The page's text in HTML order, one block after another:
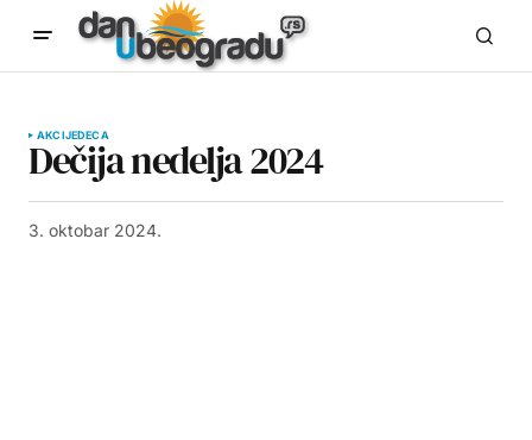
AKCIJEDECA
Dečija nedelja 2024
3. oktobar 2024.